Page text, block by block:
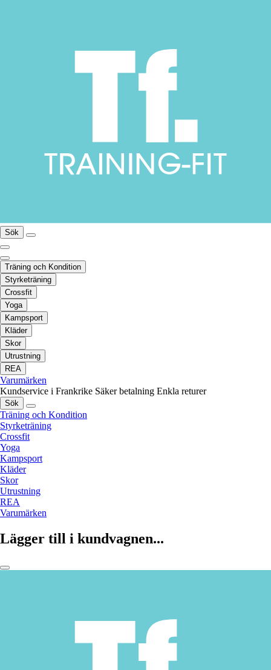
Sök
Träning och Kondition
Styrketräning
Crossfit
Yoga
Kampsport
Kläder
Skor
Utrustning
REA
Varumärken
Kundservice i Frankrike Säker betalning Enkla returer
Sök
Träning och Kondition
Styrketräning
Crossfit
Yoga
Kampsport
Kläder
Skor
Utrustning
REA
Varumärken
Lägger till i kundvagnen...